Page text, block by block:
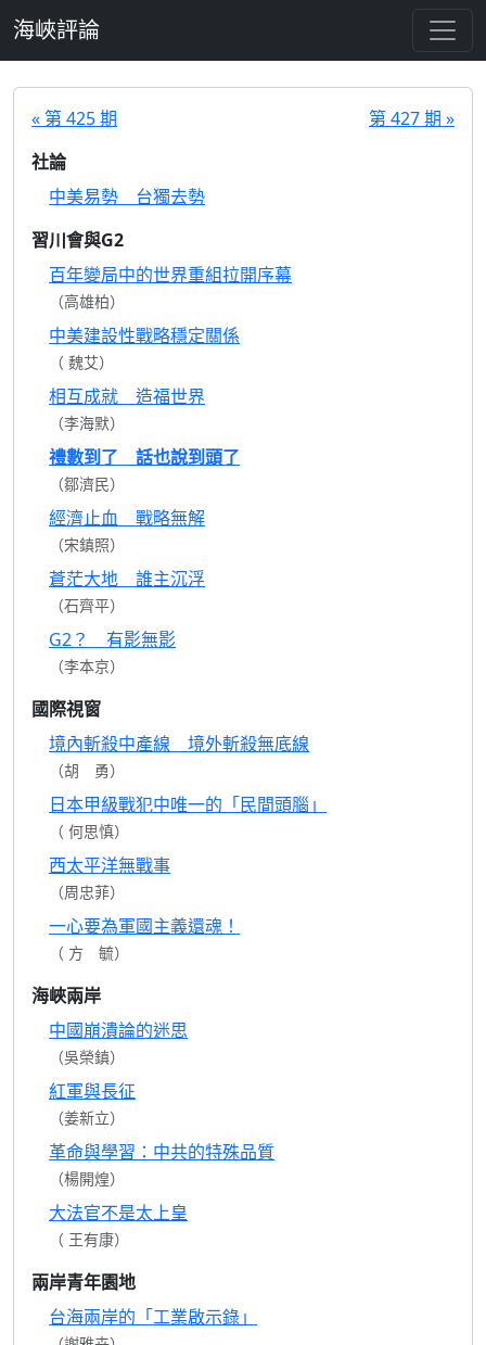
海峽評論
« 第 425 期
第 427 期 »
社論
中美易勢 台獨去勢
習川會與G2
百年變局中的世界重組拉開序幕
（高雄柏）
中美建設性戰略穩定關係
（ 魏艾）
相互成就 造福世界
（李海默）
禮數到了 話也說到頭了
（鄒濟民）
經濟止血 戰略無解
（宋鎮照）
蒼茫大地 誰主沉浮
（石齊平）
G2？ 有影無影
（李本京）
國際視窗
境內斬殺中產線 境外斬殺無底線
（胡 勇）
日本甲級戰犯中唯一的「民間頭腦」
（ 何思慎）
西太平洋無戰事
（周忠菲）
一心要為軍國主義還魂！
（ 方 毓）
海峽兩岸
中國崩潰論的迷思
（吳榮鎮）
紅軍與長征
（姜新立）
革命與學習：中共的特殊品質
（楊開煌）
大法官不是太上皇
（ 王有康）
兩岸青年園地
台海兩岸的「工業啟示錄」